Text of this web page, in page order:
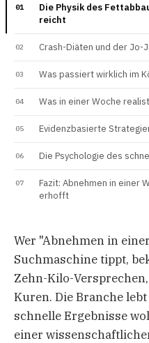
Die Physik des
reicht
Crash-Diäten und der Jo-
Was passiert wirklich im
Was in einer Woche
Evidenzbasierte
Die Psychologie des
Fazit: Abnehmen in einer
erhofft
Wer "Abnehmen in
Suchmaschine tippt,
Zehn-Kilo-
Kuren. Die Branche
schnelle Ergebnisse
einer